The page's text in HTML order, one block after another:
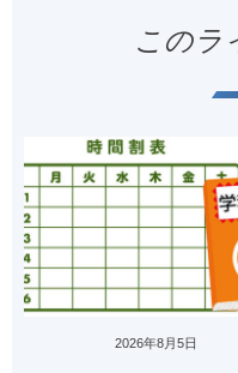
このラ
2026年8月5日